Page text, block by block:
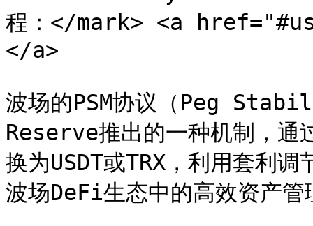
程：</mark> <a
</a>
波场的PSM协议（Peg
Reserve推出的一种机制，通
换为USDT或TRX，利用套利
波场DeFi生态中的高效资产管